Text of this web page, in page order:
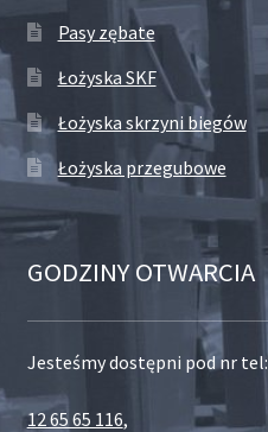
Pasy zębate
Łożyska SKF
Łożyska skrzyni biegów
Łożyska przegubowe
GODZINY OTWARCIA
Jesteśmy dostępni pod nr tel:
12 65 65 116,